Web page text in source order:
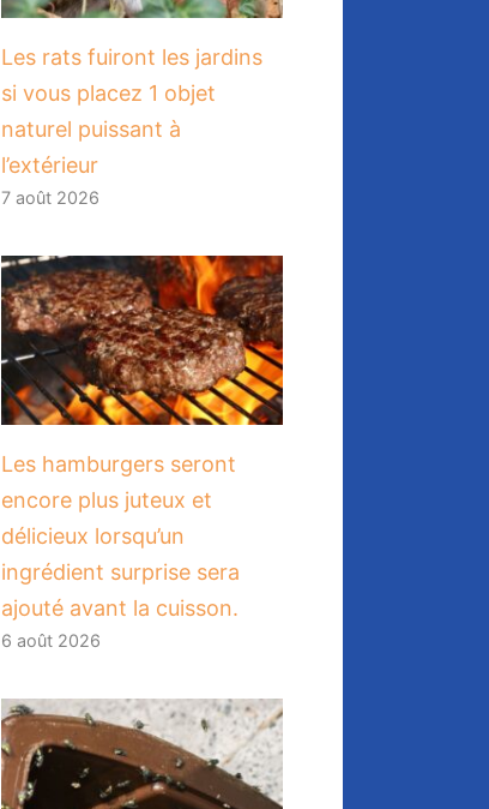
Les rats fuiront les jardins
si vous placez 1 objet
naturel puissant à
l’extérieur
7 août 2026
Les hamburgers seront
encore plus juteux et
délicieux lorsqu’un
ingrédient surprise sera
ajouté avant la cuisson.
6 août 2026